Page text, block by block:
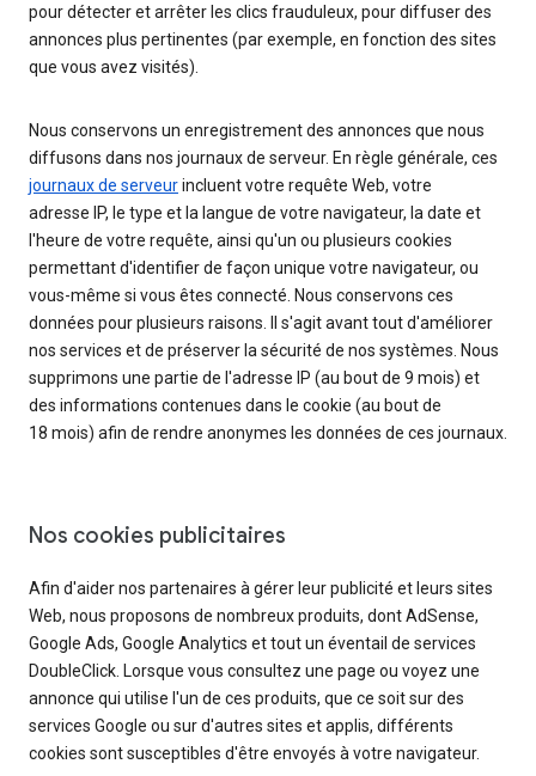
pour détecter et arrêter les clics frauduleux, pour diffuser des
annonces plus pertinentes (par exemple, en fonction des sites
que vous avez visités).
Nous conservons un enregistrement des annonces que nous
diffusons dans nos journaux de serveur. En règle générale, ces
journaux de serveurincluent votre requête Web, votre
adresse IP, le type et la langue de votre navigateur, la date et
l'heure de votre requête, ainsi qu'un ou plusieurs cookies
permettant d'identifier de façon unique votre navigateur, ou
vous-même si vous êtes connecté. Nous conservons ces
données pour plusieurs raisons. Il s'agit avant tout d'améliorer
nos services et de préserver la sécurité de nos systèmes. Nous
supprimons une partie de l'adresse IP (au bout de 9 mois) et
des informations contenues dans le cookie (au bout de
18 mois) afin de rendre anonymes les données de ces journaux.
Nos cookies publicitaires
Afin d'aider nos partenaires à gérer leur publicité et leurs sites
Web, nous proposons de nombreux produits, dont AdSense,
Google Ads, Google Analytics et tout un éventail de services
DoubleClick. Lorsque vous consultez une page ou voyez une
annonce qui utilise l'un de ces produits, que ce soit sur des
services Google ou sur d'autres sites et applis, différents
cookies sont susceptibles d'être envoyés à votre navigateur.